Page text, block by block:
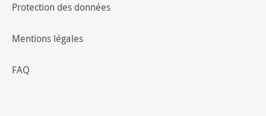
Protection des données
Mentions légales
FAQ